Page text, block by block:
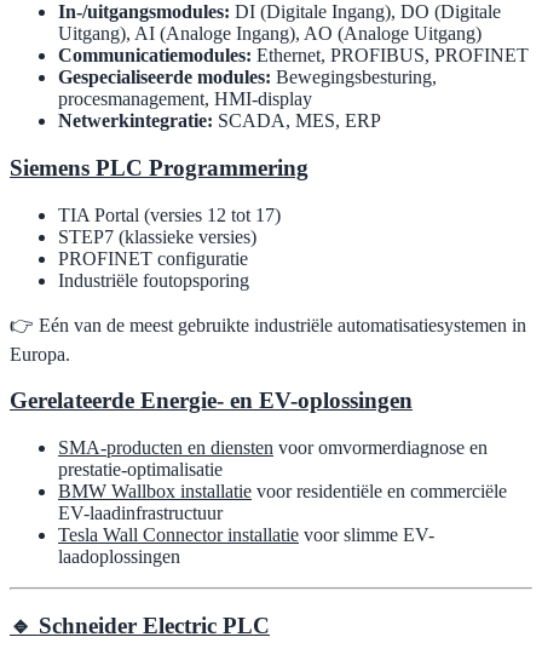
In-/uitgangsmodules: DI (Digitale Ingang), DO (Digitale
Uitgang), AI (Analoge Ingang), AO (Analoge Uitgang)
Communicatiemodules: Ethernet, PROFIBUS, PROFINET
Gespecialiseerde modules: Bewegingsbesturing,
procesmanagement, HMI-display
Netwerkintegratie: SCADA, MES, ERP
Siemens PLC Programmering
TIA Portal (versies 12 tot 17)
STEP7 (klassieke versies)
PROFINET configuratie
Industriële foutopsporing
👉 Eén van de meest gebruikte industriële automatisatiesystemen in
Europa.
Gerelateerde Energie- en EV-oplossingen
SMA-producten en diensten voor omvormerdiagnose en
prestatie-optimalisatie
BMW Wallbox installatie voor residentiële en commerciële
EV-laadinfrastructuur
Tesla Wall Connector installatie voor slimme EV-
laadoplossingen
🔹 Schneider Electric PLC